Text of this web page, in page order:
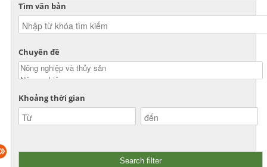
Tìm văn bản
Chuyên đề
Khoảng thời gian